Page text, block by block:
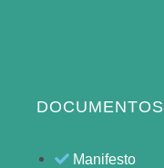
DOCUMENTOS
Manifesto